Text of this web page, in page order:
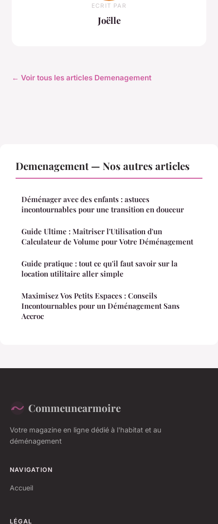
ECRIT PAR
Joëlle
← Voir tous les articles Demenagement
Demenagement — Nos autres articles
Déménager avec des enfants : astuces
incontournables pour une transition en douceur
Guide Ultime : Maîtriser l'Utilisation d'un
Calculateur de Volume pour Votre Déménagement
Guide pratique : tout ce qu'il faut savoir sur la
location utilitaire aller simple
Maximisez Vos Petits Espaces : Conseils
Incontournables pour un Déménagement Sans
Accroc
Commeunearmoire
Votre magazine en ligne dédié à l'habitat et au
déménagement
NAVIGATION
Accueil
LÉGAL